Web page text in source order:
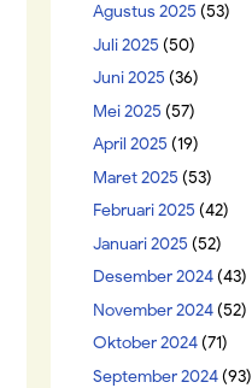
Agustus 2025 (53)
Juli 2025 (50)
Juni 2025 (36)
Mei 2025 (57)
April 2025 (19)
Maret 2025 (53)
Februari 2025 (42)
Januari 2025 (52)
Desember 2024(43)
November 2024(52)
Oktober 2024(71)
September 2024(93)